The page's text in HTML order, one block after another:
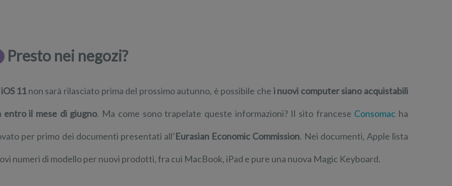
Presto nei negozi?
iOS 11non sarà rilasciato prima del prossimo autunno, è possibile che i nuovi computer siano acquistabili
entro il mese di giugno. Ma come sono trapelate queste informazioni? Il sito francese Consomac ha
per primo dei documenti presentati all’Eurasian Economic Commission. Nei documenti, Apple lista
numeri di modello per nuovi prodotti, fra cui MacBook, iPad e pure una nuova Magic Keyboard.